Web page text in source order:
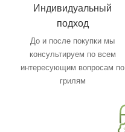
Индивидуальный
подход
До и после покупки мы
консультируем по всем
интересующим вопросам по
грилям